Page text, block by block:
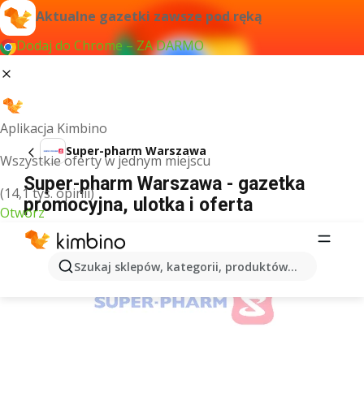
Aktualne gazetki zawsze pod ręką
Dodaj do Chrome – ZA DARMO
Aplikacja Kimbino
Wszystkie oferty w jednym miejscu
(14,1 tys. opinii)
Otwórz
Szukaj sklepów, kategorii, produktów...
Super-pharm Warszawa
Super-pharm Warszawa - gazetka
promocyjna, ulotka i oferta